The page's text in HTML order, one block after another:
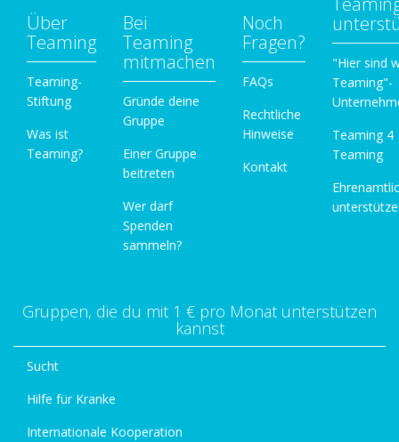
Über
Teaming
Teaming-
Stiftung
Was ist
Teaming?
Bei
Teaming
mitmachen
Gründe deine
Gruppe
Einer Gruppe
beitreten
Wer darf
Spenden
sammeln?
Noch
Fragen?
FAQs
Rechtliche
Hinweise
Kontakt
"Hier sind
Teaming"-
Teaming 4
Teaming
Gruppen, die du mit 1 € pro Monat unterstützen
kannst
Sucht
Hilfe für Kranke
Internationale Kooperation